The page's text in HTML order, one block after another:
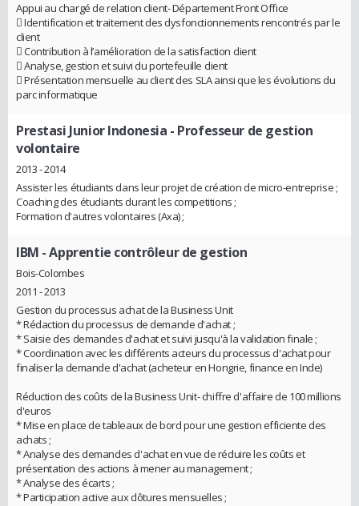
Appui au chargé de relation client- Département Front Office
 Identification et traitement des dysfonctionnements rencontrés par le
client
 Contribution à l’amélioration de la satisfaction client
 Analyse, gestion et suivi du portefeuille client
 Présentation mensuelle au client des SLA ainsi que les évolutions du
parc informatique
Prestasi Junior Indonesia - Professeur de gestion
volontaire
2013 - 2014
Assister les étudiants dans leur projet de création de micro-entreprise ;
Coaching des étudiants durant les competitions ;
Formation d'autres volontaires (Axa) ;
IBM - Apprentie contrôleur de gestion
Bois-Colombes
2011 - 2013
Gestion du processus achat de la Business Unit
* Rédaction du processus de demande d'achat ;
* Saisie des demandes d'achat et suivi jusqu'à la validation finale ;
* Coordination avec les différents acteurs du processus d'achat pour
finaliser la demande d'achat (acheteur en Hongrie, finance en Inde)
Réduction des coûts de la Business Unit- chiffre d'affaire de 100 millions
d'euros
* Mise en place de tableaux de bord pour une gestion efficiente des
achats ;
* Analyse des demandes d'achat en vue de réduire les coûts et
présentation des actions à mener au management ;
* Analyse des écarts ;
* Participation active aux clôtures mensuelles ;